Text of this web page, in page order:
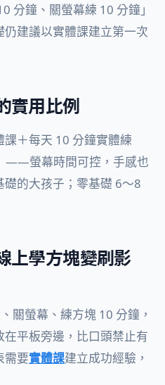
分鐘、關螢幕練 10 分鐘」
建議以實體課建立第一次
實用比例
＋每天 10 分鐘實體練
——螢幕時間可控，手感也
的大孩子；零基礎 6～8
上學方塊變刷影
關螢幕、練方塊 10 分鐘，
平板旁邊，比口頭禁止有
需要實體課建立成功經驗，